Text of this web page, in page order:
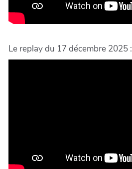
Le replay du 17 décembre 2025 :